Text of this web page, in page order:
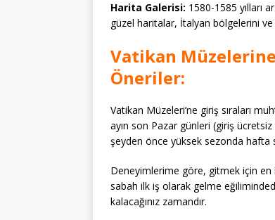
Harita Galerisi: 1580-1585 yılları
güzel haritalar, İtalyan bölgelerini ve
Vatikan
Öneriler:
Vatikan Müzeleri’ne giriş sıraları
ayın son Pazar günleri (giriş
şeyden önce yüksek sezonda hafta
Deneyimlerime göre, gitmek için en
sabah ilk iş olarak gelme
kalacağınız zamandır.